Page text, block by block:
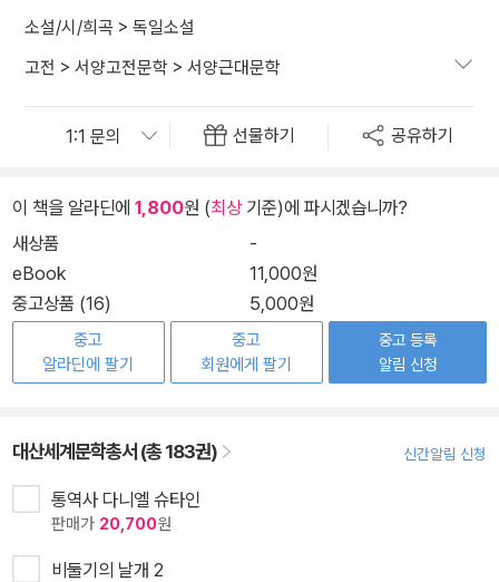
소설/시/희곡 > 독일소설
고전 > 서양고전문학 > 서양근대문학
선물하기 공유하기
이 책을 알라딘에 1,800원 (최상기준)에 파시겠습니까?
새상품
-
eBook
11,000원
중고상품 (16)
5,000원
중고
알라딘에 팔기
중고
회원에게 팔기
중고 등록
알림 신청
대산세계문학총서 (총 183권) 신간알림 신청
통역사 다니엘 슈타인
판매가 20,700원
비둘기의 날개 2